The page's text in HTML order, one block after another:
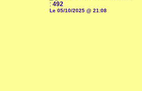
: 492
Le 05/10/2025 @ 21:08